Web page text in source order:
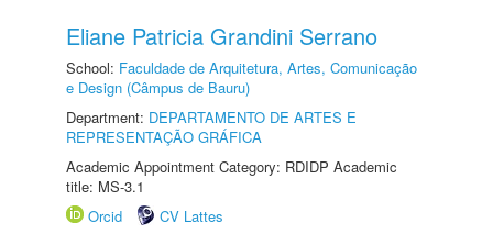
Eliane Patricia Grandini Serrano
School: Faculdade de Arquitetura, Artes, Comunicação
e Design (Câmpus de Bauru)
Department: DEPARTAMENTO DE ARTES E
REPRESENTAÇÃO GRÁFICA
Academic Appointment Category: RDIDP Academic
title: MS-3.1
Orcid
CV Lattes